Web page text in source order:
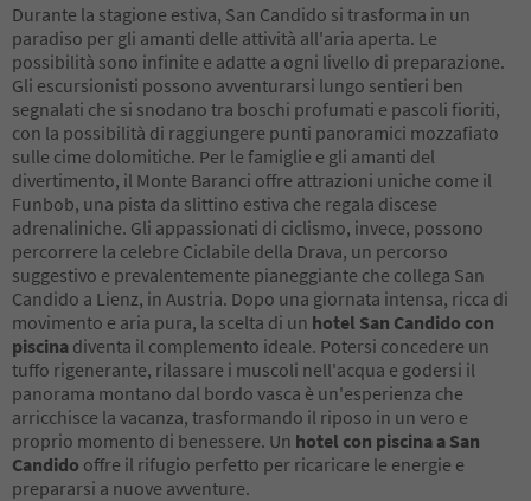
Durante la stagione estiva, San Candido si trasforma in un
paradiso per gli amanti delle attività all'aria aperta. Le
possibilità sono infinite e adatte a ogni livello di preparazione.
Gli escursionisti possono avventurarsi lungo sentieri ben
segnalati che si snodano tra boschi profumati e pascoli fioriti,
con la possibilità di raggiungere punti panoramici mozzafiato
sulle cime dolomitiche. Per le famiglie e gli amanti del
divertimento, il Monte Baranci offre attrazioni uniche come il
Funbob, una pista da slittino estiva che regala discese
adrenaliniche. Gli appassionati di ciclismo, invece, possono
percorrere la celebre Ciclabile della Drava, un percorso
suggestivo e prevalentemente pianeggiante che collega San
Candido a Lienz, in Austria. Dopo una giornata intensa, ricca di
movimento e aria pura, la scelta di un hotel San Candido con
piscina diventa il complemento ideale. Potersi concedere un
tuffo rigenerante, rilassare i muscoli nell'acqua e godersi il
panorama montano dal bordo vasca è un'esperienza che
arricchisce la vacanza, trasformando il riposo in un vero e
proprio momento di benessere. Un hotel con piscina a San
Candido offre il rifugio perfetto per ricaricare le energie e
prepararsi a nuove avventure.